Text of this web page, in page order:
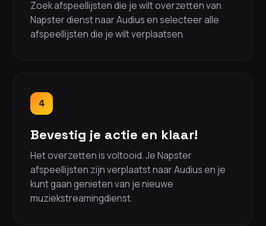
Zoek afspeellijsten die je wilt overzetten van
Napster dienst naar Audius en selecteer alle
afspeellijsten die je wilt verplaatsen.
4
Bevestig je actie en klaar!
Het overzetten is voltooid. Je Napster
afspeellijsten zijn verplaatst naar Audius en je
kunt gaan genieten van je nieuwe
muziekstreamingdienst.